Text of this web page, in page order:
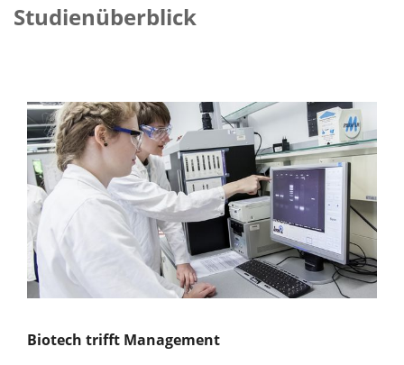
Studienüberblick
Biotech trifft Management